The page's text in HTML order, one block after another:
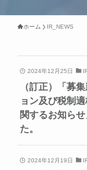
ホーム IR_NEWS
2024年12月25日
（訂正）「募
ョン及び税制
関するお知ら
た。
2024年12月19日